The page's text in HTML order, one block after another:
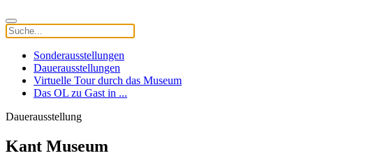
Sonderausstellungen
Dauerausstellungen
Virtuelle Tour durch das Museum
Das OL zu Gast in ...
Dauerausstellung
Kant Museum